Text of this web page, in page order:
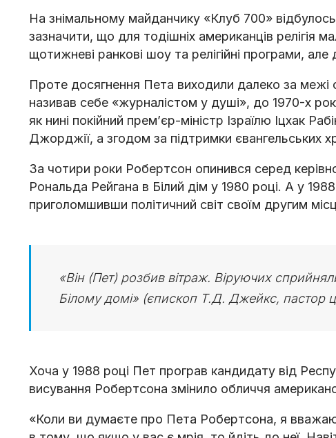
На знімальному майданчику «Клуб 700»
зазначити, що для тодішніх американців релігія
щотижневі ранкові шоу та релігійні програми,
Проте досягнення Пета виходили далеко за межі
називав себе «журналістом у душі», до 1970-х
як нині покійний прем’єр-міністр Ізраїлю Іцхак
Джорджії, а згодом за підтримки євангельських
За чотири роки Робертсон опинився серед
Рональда Рейгана в Білий дім у 1980 році. А у
приголомшивши політичний світ своїм другим
«Він (Пет) розбив вітраж. Віруючих
Білому домі» (єпископ Т.Д. Джейкс, пастор
Хоча у 1988 році Пет програв кандидату від
висування Робертсона змінило обличчя
«Коли ви думаєте про Пета Робертсона, я